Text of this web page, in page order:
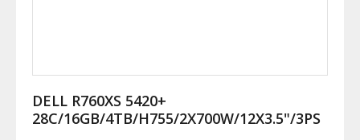
DELL R760XS 5420+
28C/16GB/4TB/H755/2X700W/12X3.5"/3PS